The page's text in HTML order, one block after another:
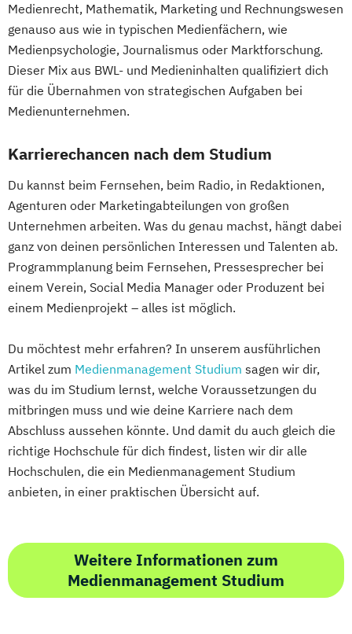
Medienrecht, Mathematik, Marketing und Rechnungswesen
genauso aus wie in typischen Medienfächern, wie
Medienpsychologie, Journalismus oder Marktforschung.
Dieser Mix aus BWL- und Medieninhalten qualifiziert dich
für die Übernahmen von strategischen Aufgaben bei
Medienunternehmen.
Karrierechancen nach dem Studium
Du kannst beim Fernsehen, beim Radio, in Redaktionen,
Agenturen oder Marketingabteilungen von großen
Unternehmen arbeiten. Was du genau machst, hängt dabei
ganz von deinen persönlichen Interessen und Talenten ab.
Programmplanung beim Fernsehen, Pressesprecher bei
einem Verein, Social Media Manager oder Produzent bei
einem Medienprojekt – alles ist möglich.
Du möchtest mehr erfahren? In unserem ausführlichen
Artikel zum Medienmanagement Studium sagen wir dir,
was du im Studium lernst, welche Voraussetzungen du
mitbringen muss und wie deine Karriere nach dem
Abschluss aussehen könnte. Und damit du auch gleich die
richtige Hochschule für dich findest, listen wir dir alle
Hochschulen, die ein Medienmanagement Studium
anbieten, in einer praktischen Übersicht auf.
Weitere Informationen zum
Medienmanagement Studium